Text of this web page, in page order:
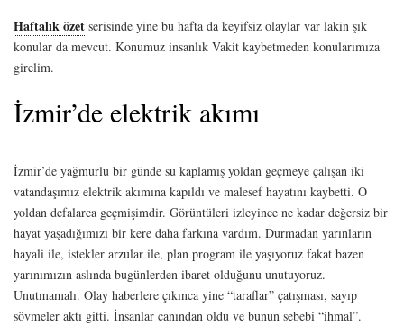
Haftalık özet serisinde yine bu hafta da keyifsiz olaylar var lakin şık
konular da mevcut. Konumuz insanlık Vakit kaybetmeden konularımıza
girelim.
İzmir’de elektrik akımı
İzmir’de yağmurlu bir günde su kaplamış yoldan geçmeye çalışan iki
vatandaşımız elektrik akımına kapıldı ve malesef hayatını kaybetti. O
yoldan defalarca geçmişimdir. Görüntüleri izleyince ne kadar değersiz bir
hayat yaşadığımızı bir kere daha farkına vardım. Durmadan yarınların
hayali ile, istekler arzular ile, plan program ile yaşıyoruz fakat bazen
yarınımızın aslında bugünlerden ibaret olduğunu unutuyoruz.
Unutmamalı. Olay haberlere çıkınca yine “taraflar” çatışması, sayıp
sövmeler aktı gitti. İnsanlar canından oldu ve bunun sebebi “ihmal”.